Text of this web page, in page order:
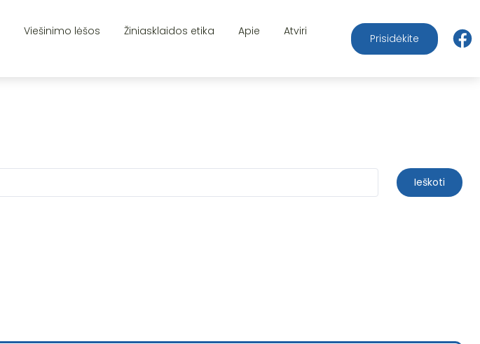
Viešinimo lėšos Žiniasklaidos etika Apie
Atviri
Prisidėkite
Ieškoti